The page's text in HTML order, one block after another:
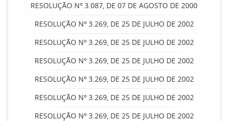
RESOLUÇÃO Nº 3.087, DE 07 DE AGOSTO DE 2000
RESOLUÇÃO Nº 3.269, DE 25 DE JULHO DE 2002
RESOLUÇÃO Nº 3.269, DE 25 DE JULHO DE 2002
RESOLUÇÃO Nº 3.269, DE 25 DE JULHO DE 2002
RESOLUÇÃO Nº 3.269, DE 25 DE JULHO DE 2002
RESOLUÇÃO Nº 3.269, DE 25 DE JULHO DE 2002
RESOLUÇÃO Nº 3.269, DE 25 DE JULHO DE 2002